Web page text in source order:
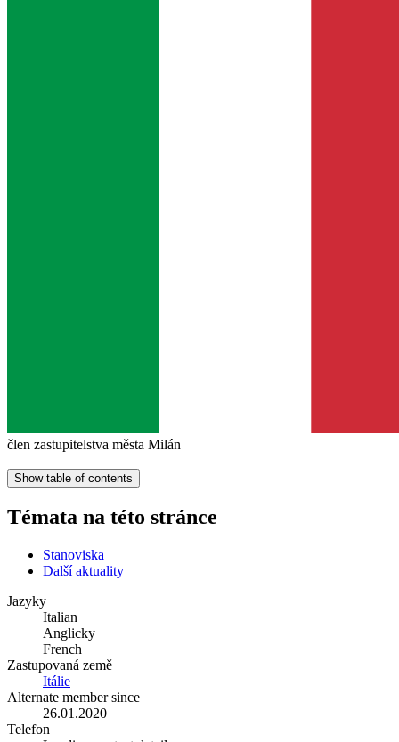
člen zastupitelstva města Milán
Show table of contents
Témata na této stránce
Stanoviska
Další aktuality
Jazyky
Italian
Anglicky
French
Zastupovaná země
Itálie
Alternate member since
26.01.2020
Telefon